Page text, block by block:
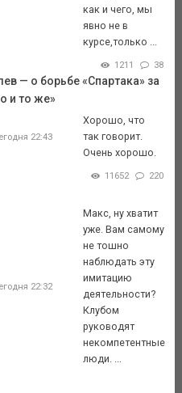
как и чего, мы
явно не в
курсе,только ...
1211 38
— о борьбе «Спартака» за
и то же»
22:43
Хорошо, что
так говорит.
Очень хорошо.
11652 220
22:32
Макс, ну хватит
уже. Вам самому
не тошно
наблюдать эту
имитацию
деятельности?
Клубом
руководят
некомпетентные
люди. ...